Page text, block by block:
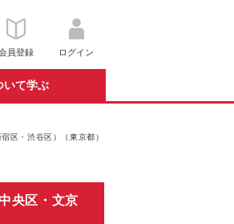
員登録 ログイン
いて学ぶ
区・渋谷区）（東京都）
央区・文京